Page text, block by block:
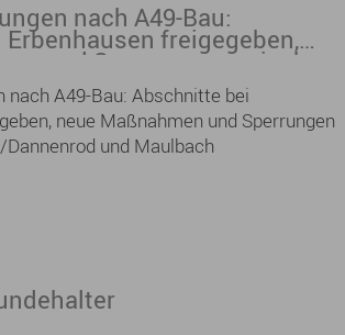
nach A49-Bau:
freigegeben,
und Sperrungen zwischen
und Maulbach
nach A49-Bau: Abschnitte bei
neue Maßnahmen und Sperrungen
und Maulbach